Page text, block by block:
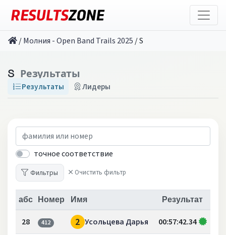
/Молния - Open Band Trails 2025 /S
S Результаты
Результаты Лидеры
точное соответствие
Фильтры Очистить фильтр
абс Номер Имя Результат
28 412 2 Усольцева Дарья 00:57:42.34